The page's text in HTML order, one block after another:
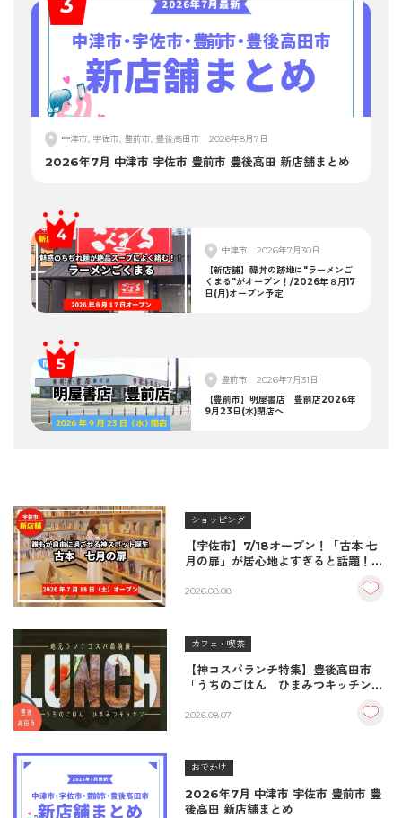
中津市, 宇佐市, 豊前市, 豊後高田市 2026年8月7日
2026年7月 中津市 宇佐市 豊前市 豊後高田 新店舗まとめ
中津市
2026年7月30日
【新店舗】韓丼の跡地に"ラーメンご
くまる"がオープン！/2026年８月17
日(月)オープン予定
豊前市
2026年7月31日
【豊前市】明屋書店 豊前店2026年
9月23日(水)閉店へ
ショッピング
【宇佐市】7/18オープン！「古本 七
月の扉」が居心地よすぎると話題！絶
至福の読書空間
2026.08.08
カフェ・喫茶
【神コスパランチ特集】豊後高田市
「うちのごはん ひまみつキッチン」
＆生姜焼き！
2026.08.07
おでかけ
2026年7月 中津市 宇佐市 豊前市 豊
後高田 新店舗まとめ